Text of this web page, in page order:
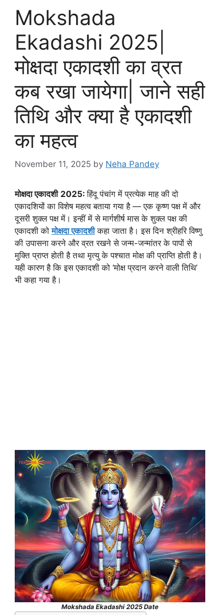
Mokshada
Ekadashi 2025|
मोक्षदा एकादशी का व्रत
कब रखा जायेगा| जाने सही
तिथि और क्या है एकादशी
का महत्व
November 11, 2025 by Neha Pandey
मोक्षदा एकादशी 2025:हिंदू पंचांग में प्रत्येक माह की दो
एकादशियों का विशेष महत्व बताया गया है — एक कृष्ण पक्ष में और
दूसरी शुक्ल पक्ष में। इन्हीं में से मार्गशीर्ष मास के शुक्ल पक्ष की
एकादशी कोमोक्षदा एकादशीकहा जाता है। इस दिन श्रीहरि विष्णु
की उपासना करने और व्रत रखने से जन्म-जन्मांतर के पापों से
मुक्ति प्राप्त होती है तथा मृत्यु के पश्चात मोक्ष की प्राप्ति होती है।
यही कारण है कि इस एकादशी को ‘मोक्ष प्रदान करने वाली तिथि’
भी कहा गया है।
Mokshada Ekadashi 2025 Date